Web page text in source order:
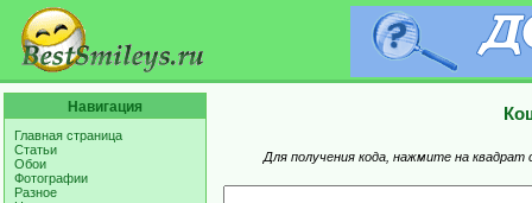
Навигация
Главная страница
Статьи
Обои
Фотографии
Разное
Для получения кода, нажмите на